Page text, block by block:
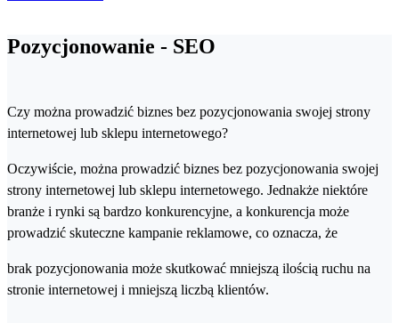
Pozycjonowanie - SEO
Czy można prowadzić biznes bez pozycjonowania swojej strony
internetowej lub sklepu internetowego?
Oczywiście, można prowadzić biznes bez pozycjonowania swojej
strony internetowej lub sklepu internetowego. Jednakże niektóre
branże i rynki są bardzo konkurencyjne, a konkurencja może
prowadzić skuteczne kampanie reklamowe, co oznacza, że
brak pozycjonowania może skutkować mniejszą ilością ruchu na
stronie internetowej i mniejszą liczbą klientów.